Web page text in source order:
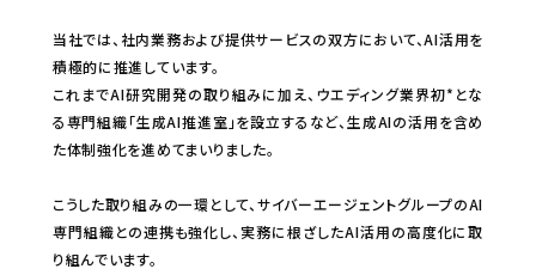
当社では、社内業務および提供サービスの双方において、AI活用を
積極的に推進しています。
これまでAI研究開発の取り組みに加え、ウエディング業界初*とな
る専門組織「生成AI推進室」を設立するなど、生成AIの活用を含め
た体制強化を進めてまいりました。
こうした取り組みの一環として、サイバーエージェントグループのAI
専門組織との連携も強化し、実務に根ざしたAI活用の高度化に取
り組んでいます。